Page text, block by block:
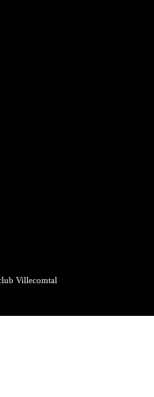
Villecomtal